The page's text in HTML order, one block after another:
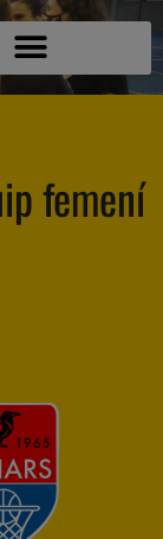
femení